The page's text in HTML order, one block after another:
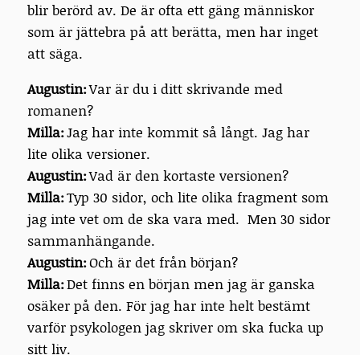
blir berörd av. De är ofta ett gäng människor
som är jättebra på att berätta, men har inget
att säga.
Augustin:Var är du i ditt skrivande med
romanen?
Milla:Jag har inte kommit så långt. Jag har
lite olika versioner.
Augustin:Vad är den kortaste versionen?
Milla:Typ 30 sidor, och lite olika fragment som
jag inte vet om de ska vara med. Men 30 sidor
sammanhängande.
Augustin:Och är det från början?
Milla:Det finns en början men jag är ganska
osäker på den. För jag har inte helt bestämt
varför psykologen jag skriver om ska fucka up
sitt liv.